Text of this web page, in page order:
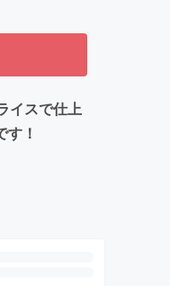
イスで仕上
！